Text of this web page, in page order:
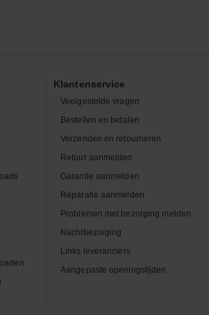
Klantenservice
Veelgestelde vragen
Bestellen en betalen
Verzenden en retourneren
Retour aanmelden
Garantie aanmelden
Reparatie aanmelden
Problemen met bezorging melden
Nachtbezorging
Links leveranciers
Aangepaste openingstijden